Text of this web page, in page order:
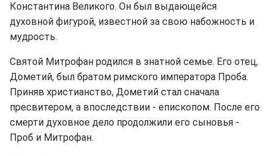
Константина Великого. Он был выдающейся
духовной фигурой, известной за свою набожность и
мудрость.
Святой Митрофан родился в знатной семье. Его отец,
Дометий, был братом римского императора Проба.
Приняв христианство, Дометий стал сначала
пресвитером, а впоследствии - епископом. После его
смерти духовное дело продолжили его сыновья -
Проб и Митрофан.